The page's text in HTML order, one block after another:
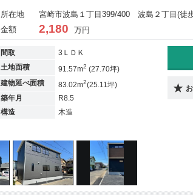
所在地
宮崎市波島１丁目399/400 波島２丁目(徒
金額
2,180 万円
間取
3ＬＤＫ
土地面積
91.57m2 (27.70坪)
建物延べ面積
83.02m2(25.11坪)
築年月
R8.5
構造
木造